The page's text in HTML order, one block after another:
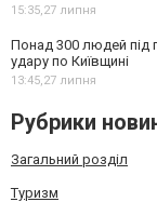
15:35,27 липня
Понад 300 людей під
удару по Київщині
13:45,27 липня
Рубрики
Загальний розділ
Туризм